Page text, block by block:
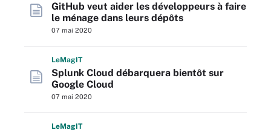
GitHub veut aider les développeurs à faire
le ménage dans leurs dépôts
07 mai 2020
LeMagIT
Splunk Cloud débarquera bientôt sur
Google Cloud
07 mai 2020
LeMagIT